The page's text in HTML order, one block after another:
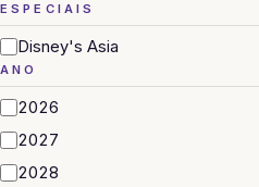
ESPECIAIS
Disney's Asia
ANO
2026
2027
2028